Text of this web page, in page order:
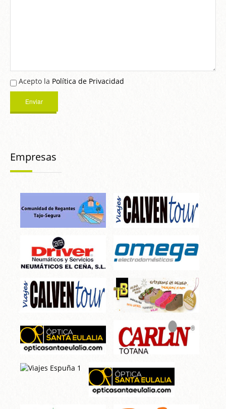
Acepto la Política de Privacidad
Empresas